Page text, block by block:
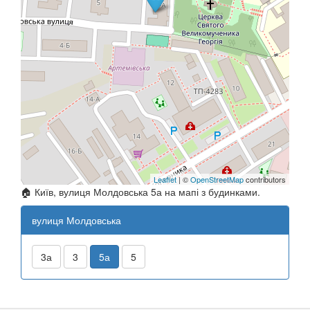
Leaflet| ©OpenStreetMapcontributors
🏠 Київ, вулиця Молдовська 5а на мапі з будинками.
вулиця Молдовська
3а 3 5а 5